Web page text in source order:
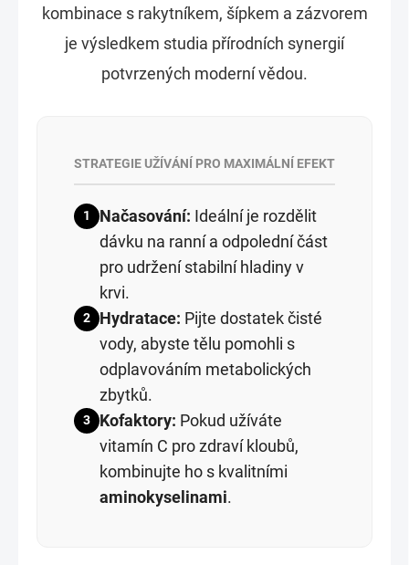
kombinace s rakytníkem, šípkem a zázvorem
je výsledkem studia přírodních synergií
potvrzených moderní vědou.
STRATEGIE UŽÍVÁNÍ PRO MAXIMÁLNÍ EFEKT
1 Načasování: Ideální je rozdělit
dávku na ranní a odpolední část
pro udržení stabilní hladiny v
krvi.
2 Hydratace: Pijte dostatek čisté
vody, abyste tělu pomohli s
odplavováním metabolických
zbytků.
3 Kofaktory: Pokud užíváte
vitamín C pro zdraví kloubů,
kombinujte ho s kvalitními
aminokyselinami.